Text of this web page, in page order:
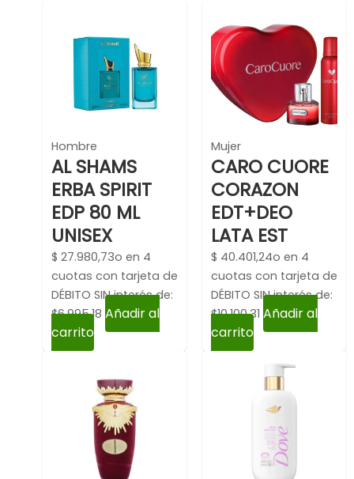
Hombre
AL SHAMS
ERBA SPIRIT
EDP 80 ML
UNISEX
$ 27.980,73o en 4
cuotas con tarjeta de
DÉBITO SIN interés de:
$6,995.18 Añadir al
carrito
Mujer
CARO CUORE
CORAZON
EDT+DEO
LATA EST
$ 40.401,24o en 4
cuotas con tarjeta de
DÉBITO SIN interés de:
$10,100.31 Añadir al
carrito
El
precio
original
era:
$ 17.836,00.